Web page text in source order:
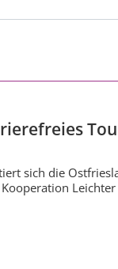
sich die
Leichter